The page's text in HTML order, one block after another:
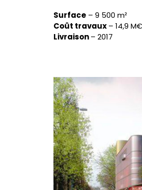
Surface– 9 500 m²
Coût travaux– 14,9
Livraison– 2017